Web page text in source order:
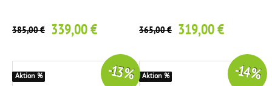
385,00 € 339,00 € 365,00 € 319,00 €
-13 %
Aktion % -14 %
Aktion %